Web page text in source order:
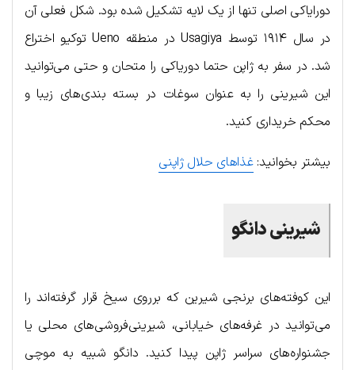
دورایاکی اصلی تنها از یک لایه تشکیل شده بود. شکل فعلی آن
در سال ۱۹۱۴ توسط Usagiya در منطقه Ueno توکیو اختراع
شد. در سفر به ژاپن حتما دوریاکی را متحان و حتی می‌توانید
این شیرینی را به عنوان سوغات در بسته بندی‌های زیبا و
محکم خریداری کنید.
بیشتر بخوانید:غذاهای حلال ژاپنی
شیرینی دانگو
این کوفته‌های برنجی شیرین که برروی سیخ قرار گرفته‌اند را
می‌توانید در غرفه‌های خیابانی، شیرینی‌فروشی‌های محلی یا
جشنواره‌های سراسر ژاپن پیدا کنید. دانگو شبیه به موچی